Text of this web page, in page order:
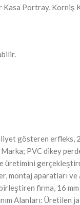
Portray, Korniş
gösteren erfleks,
PVC dikey
montaj aparatları
firma, 16 mm
Alanları: Üretilen